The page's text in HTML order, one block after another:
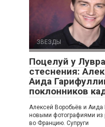
ЗВЕЗДЫ
Поцелуй у
стеснения:
Аида
поклонников
Алексей Воробьёв и
новыми фотографиями из
во Францию. Супруги